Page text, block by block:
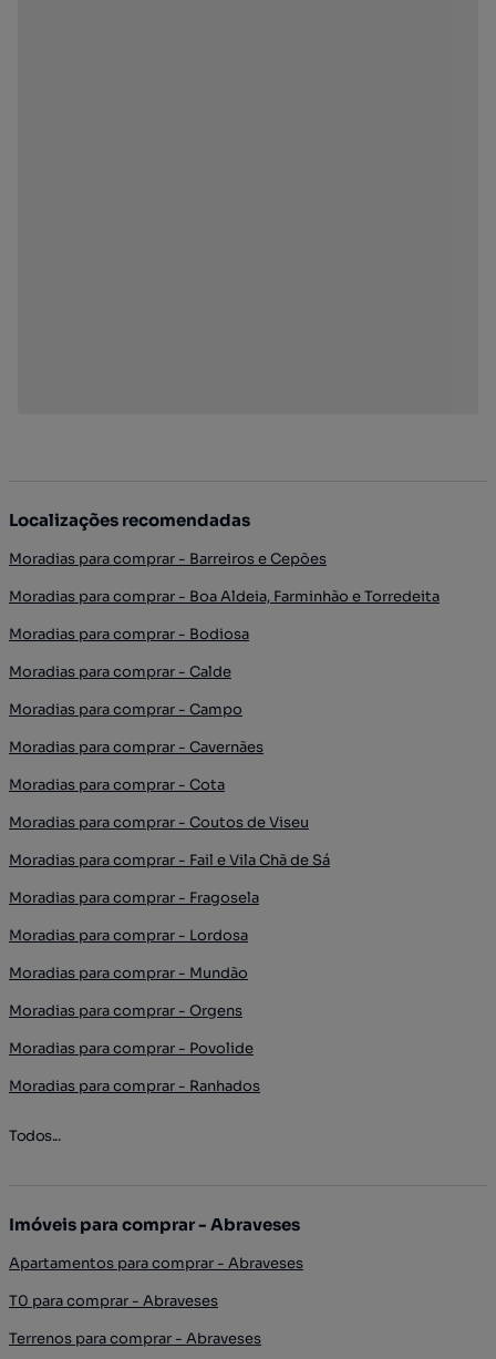
Localizações recomendadas
Moradias para comprar - Barreiros e Cepões
Moradias para comprar - Boa Aldeia, Farminhão e Torredeita
Moradias para comprar - Bodiosa
Moradias para comprar - Calde
Moradias para comprar - Campo
Moradias para comprar - Cavernães
Moradias para comprar - Cota
Moradias para comprar - Coutos de Viseu
Moradias para comprar - Fail e Vila Chã de Sá
Moradias para comprar - Fragosela
Moradias para comprar - Lordosa
Moradias para comprar - Mundão
Moradias para comprar - Orgens
Moradias para comprar - Povolide
Moradias para comprar - Ranhados
Todos...
Imóveis para comprar - Abraveses
Apartamentos para comprar - Abraveses
T0 para comprar - Abraveses
Terrenos para comprar - Abraveses